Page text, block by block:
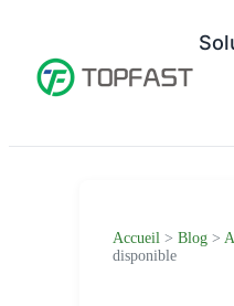
Accueil > Blog >
disponible